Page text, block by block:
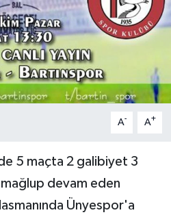
A- A+
5 maçta 2 galibiyet 3
devam eden
Ünyespor'a